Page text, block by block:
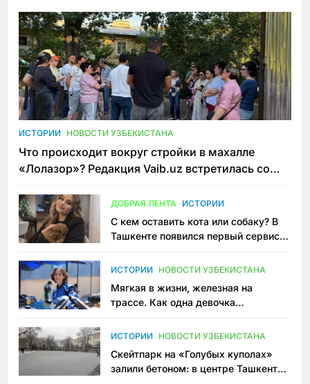
ИСТОРИИ НОВОСТИ УЗБЕКИСТАНА
Что происходит вокруг стройки в махалле
«Лолазор»? Редакция Vaib.uz встретилась со
ДОБРАЯ ЛЕНТА ИСТОРИИ
С кем оставить кота или собаку? В
Ташкенте появился первый сервис
ИСТОРИИ НОВОСТИ УЗБЕКИСТАНА
Мягкая в жизни, железная на
трассе. Как одна девочка
Узбекистане
ИСТОРИИ НОВОСТИ УЗБЕКИСТАНА
Скейтпарк на «Голубых куполах»
залили бетоном: в центре Ташкента